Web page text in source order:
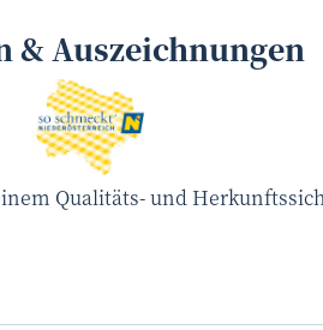
& Auszeichnungen
Qualitäts- und